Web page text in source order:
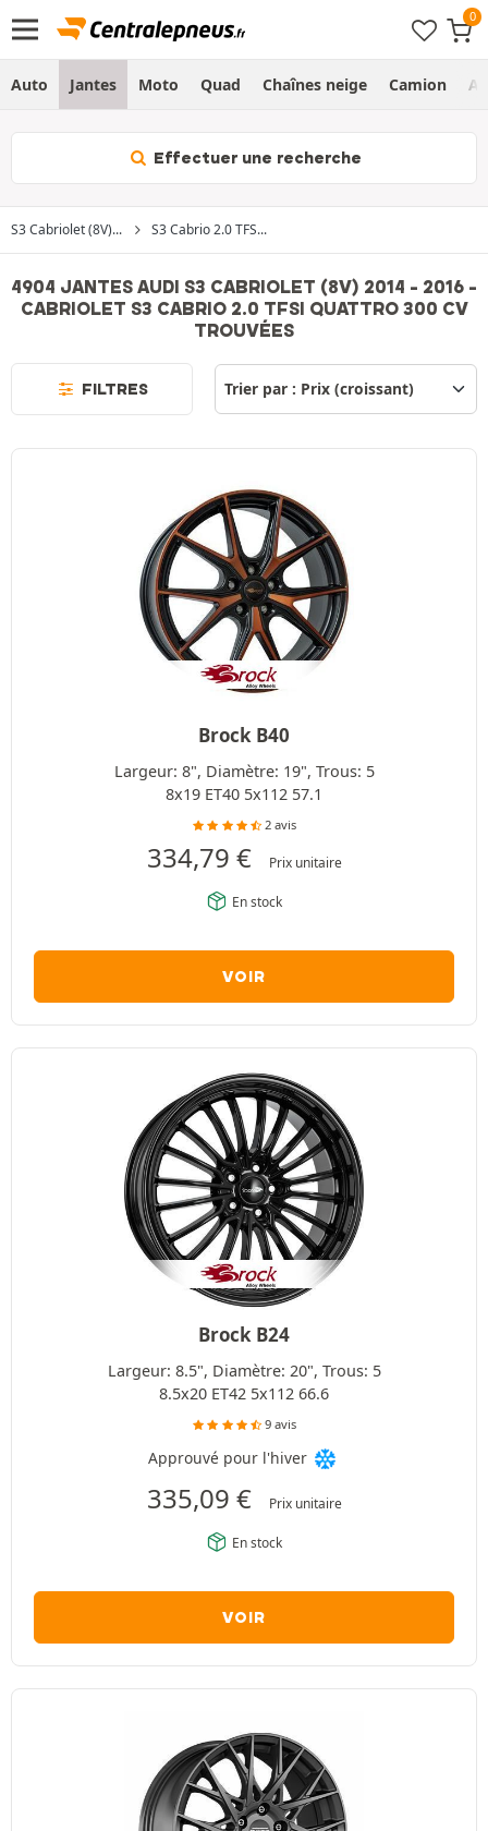
Auto Jantes Moto Quad Chaînes neige Camion
Effectuer une recherche
S3 Cabriolet (8V)... S3 Cabrio 2.0 TFS...
4904 JANTES AUDI S3 CABRIOLET (8V) 2014 - 2016 -
CABRIOLET S3 CABRIO 2.0 TFSI QUATTRO 300 CV
TROUVÉES
FILTRES
Brock B40
Largeur: 8", Diamètre: 19", Trous: 5
8x19 ET40 5x112 57.1
2 avis
334,79 € Prix unitaire
En stock
VOIR
Brock B24
Largeur: 8.5", Diamètre: 20", Trous: 5
8.5x20 ET42 5x112 66.6
9 avis
Approuvé pour l'hiver
335,09 € Prix unitaire
En stock
VOIR